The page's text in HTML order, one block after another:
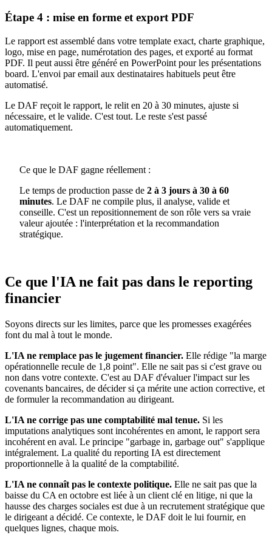
Étape 4 : mise en forme et export PDF
Le rapport est assemblé dans votre template exact, charte graphique,
logo, mise en page, numérotation des pages, et exporté au format
PDF. Il peut aussi être généré en PowerPoint pour les présentations
board. L'envoi par email aux destinataires habituels peut être
automatisé.
Le DAF reçoit le rapport, le relit en 20 à 30 minutes, ajuste si
nécessaire, et le valide. C'est tout. Le reste s'est passé
automatiquement.
Ce que le DAF gagne réellement :
Le temps de production passe de 2 à 3 jours à 30 à 60
minutes. Le DAF ne compile plus, il analyse, valide et
conseille. C'est un repositionnement de son rôle vers sa vraie
valeur ajoutée : l'interprétation et la recommandation
stratégique.
Ce que l'IA ne fait pas dans le reporting
financier
Soyons directs sur les limites, parce que les promesses exagérées
font du mal à tout le monde.
L'IA ne remplace pas le jugement financier. Elle rédige "la marge
opérationnelle recule de 1,8 point". Elle ne sait pas si c'est grave ou
non dans votre contexte. C'est au DAF d'évaluer l'impact sur les
covenants bancaires, de décider si ça mérite une action corrective, et
de formuler la recommandation au dirigeant.
L'IA ne corrige pas une comptabilité mal tenue. Si les
imputations analytiques sont incohérentes en amont, le rapport sera
incohérent en aval. Le principe "garbage in, garbage out" s'applique
intégralement. La qualité du reporting IA est directement
proportionnelle à la qualité de la comptabilité.
L'IA ne connaît pas le contexte politique. Elle ne sait pas que la
baisse du CA en octobre est liée à un client clé en litige, ni que la
hausse des charges sociales est due à un recrutement stratégique que
le dirigeant a décidé. Ce contexte, le DAF doit le lui fournir, en
quelques lignes, chaque mois.